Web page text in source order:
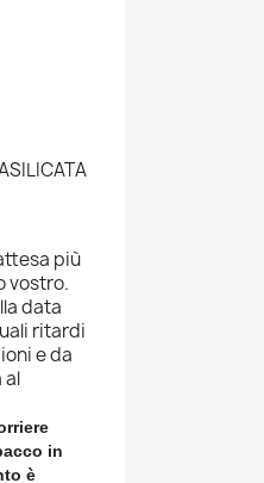
più
vostro.
data
ritardi
e da
al
in
è